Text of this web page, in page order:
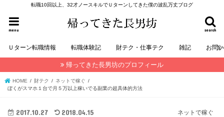
転職10回以上、32才ノースキルでＵターンしてきた僕の波乱万丈ブログ
search
menu
Ｕターン転職情報 転職体験記 財テク・仕事テク 雑記 お問
帰ってきた長男坊のプロフィール
HOME 財テク
ネットで稼ぐ
ぼくがスマホ１台で月５万以上稼いでる副業の超具体的方法
ネットで稼ぐ
2017.10.27 2018.04.15